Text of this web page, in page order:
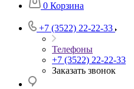
0 Корзина
+7 (3522) 22-22-33
Телефоны
+7 (3522) 22-22-33
Заказать звонок